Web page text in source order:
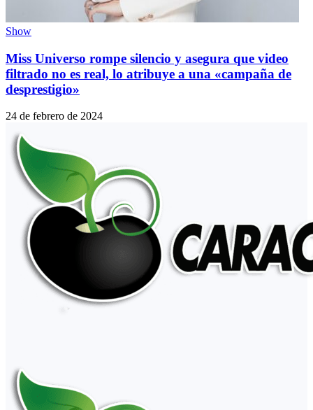
Show
Miss Universo rompe silencio y asegura que video
filtrado no es real, lo atribuye a una «campaña de
desprestigio»
24 de febrero de 2024